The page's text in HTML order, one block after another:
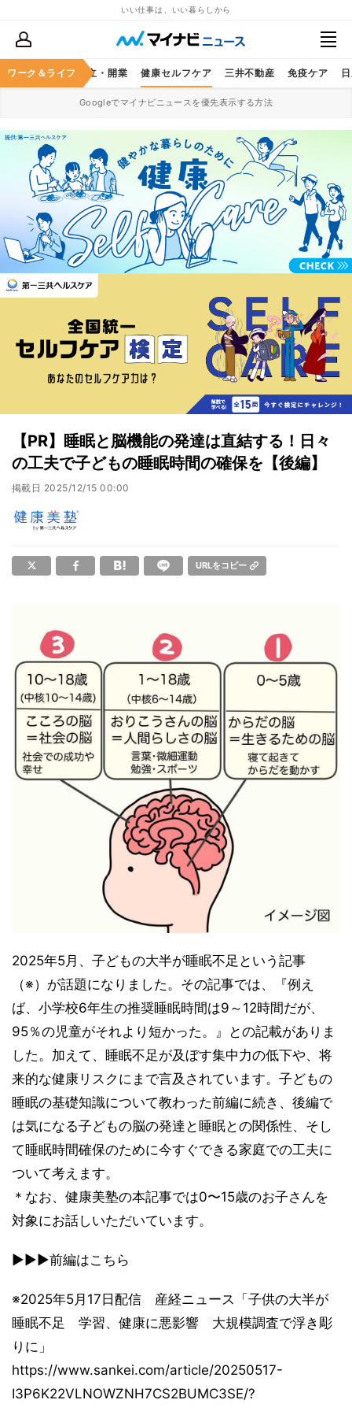
いい仕事は、いい暮らしから
ワーク＆ライフ
ヤマハ発動機 独立・開業 健康セルフケア 三井不動産 免疫ケア
Googleでマイナビニュースを優先表示する方法
【PR】睡眠と脳機能の発達は直結する！日々
の工夫で子どもの睡眠時間の確保を【後編】
掲載日 2025/12/15 00:00
URLをコピー
2025年5月、子どもの大半が睡眠不足という記事
（※）が話題になりました。その記事では、『例え
ば、小学校6年生の推奨睡眠時間は9～12時間だが、
95％の児童がそれより短かった。』との記載がありま
した。加えて、睡眠不足が及ぼす集中力の低下や、将
来的な健康リスクにまで言及されています。子どもの
睡眠の基礎知識について教わった前編に続き、後編で
は気になる子どもの脳の発達と睡眠との関係性、そし
て睡眠時間確保のために今すぐできる家庭での工夫に
ついて考えます。
＊なお、健康美塾の本記事では0〜15歳のお子さんを
対象にお話しいただいています。
▶▶▶前編はこちら
※2025年5月17日配信 産経ニュース「子供の大半が
睡眠不足 学習、健康に悪影響 大規模調査で浮き彫
りに」
https://www.sankei.com/article/20250517-
I3P6K22VLNOWZNH7CS2BUMC3SE/?